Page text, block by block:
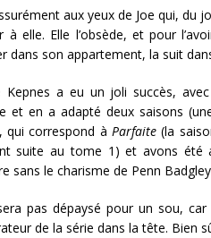
aux yeux de Joe qui, du
à elle. Elle l’obsède, et pour
dans son appartement, la suit
Kepnes a eu un joli succès,
et en a adapté deux saisons
qui correspond àParfaite (la
suite au tome 1) et avons été
sans le charisme de Penn
pas dépaysé pour un sou,
de la série dans la tête. Bien